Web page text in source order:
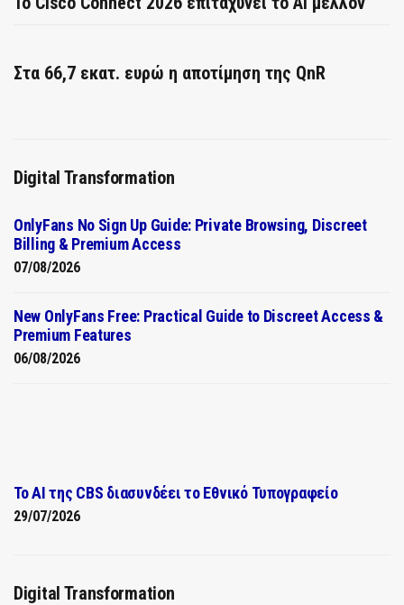
Στα 66,7 εκατ. ευρώ η αποτίμηση της QnR
Digital Transformation
OnlyFans No Sign Up Guide: Private Browsing, Discreet
Billing & Premium Access
07/08/2026
New OnlyFans Free: Practical Guide to Discreet Access &
Premium Features
06/08/2026
Το AI της CBS διασυνδέει το Εθνικό Τυπογραφείο
29/07/2026
Digital Transformation